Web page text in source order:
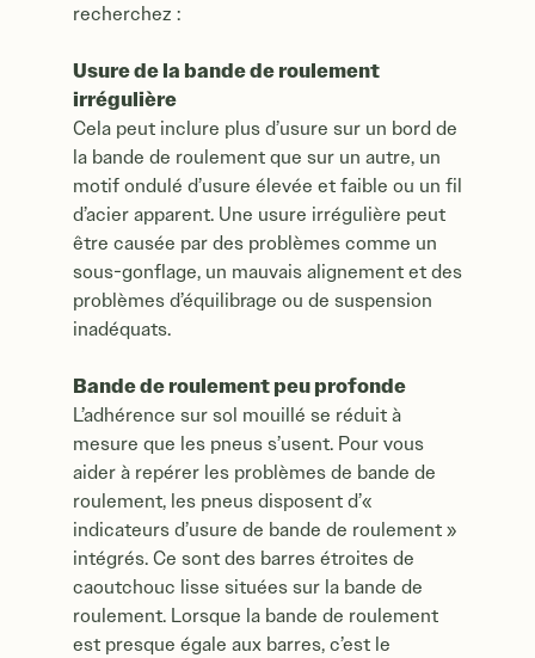
recherchez :
Usure de la bande de roulement
irrégulière
Cela peut inclure plus d’usure sur un bord de
la bande de roulement que sur un autre, un
motif ondulé d’usure élevée et faible ou un fil
d’acier apparent. Une usure irrégulière peut
être causée par des problèmes comme un
sous-gonflage, un mauvais alignement et des
problèmes d’équilibrage ou de suspension
inadéquats.
Bande de roulement peu profonde
L’adhérence sur sol mouillé se réduit à
mesure que les pneus s’usent. Pour vous
aider à repérer les problèmes de bande de
roulement, les pneus disposent d’«
indicateurs d’usure de bande de roulement »
intégrés. Ce sont des barres étroites de
caoutchouc lisse situées sur la bande de
roulement. Lorsque la bande de roulement
est presque égale aux barres, c’est le